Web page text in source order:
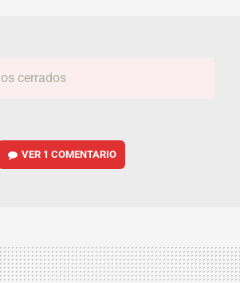
cerrados
VER 1 COMENTARIO